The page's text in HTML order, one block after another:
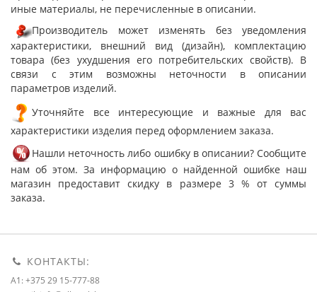
иные материалы, не перечисленные в описании.
Производитель может изменять без уведомления
характеристики, внешний вид (дизайн), комплектацию
товара (без ухудшения его потребительских свойств). В
связи с этим возможны неточности в описании
параметров изделий.
Уточняйте все интересующие и важные для вас
характеристики изделия перед оформлением заказа.
Нашли неточность либо ошибку в описании? Сообщите
нам об этом. За информацию о найденной ошибке наш
магазин предоставит скидку в размере 3 % от суммы
заказа.
КОНТАКТЫ:
A1: +375 29 15-777-88